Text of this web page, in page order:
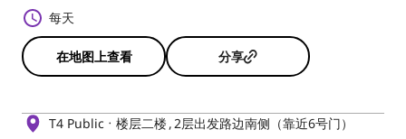
每天
在地图上查看 分享
T4 Public 楼层二楼 2层出发路边南侧（靠近6号门）